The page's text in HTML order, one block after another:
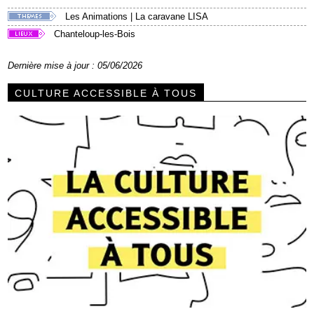
Les Animations | La caravane LISA
Chanteloup-les-Bois
Dernière mise à jour : 05/06/2026
CULTURE ACCESSIBLE À TOUS